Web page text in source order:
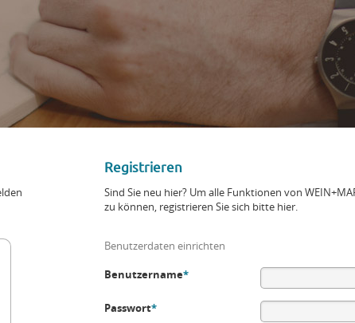
Registrieren
Sind Sie neu hier? Um alle Funktionen von
zu können, registrieren Sie sich bitte hier.
Benutzerdaten einrichten
Benutzername*
Passwort*